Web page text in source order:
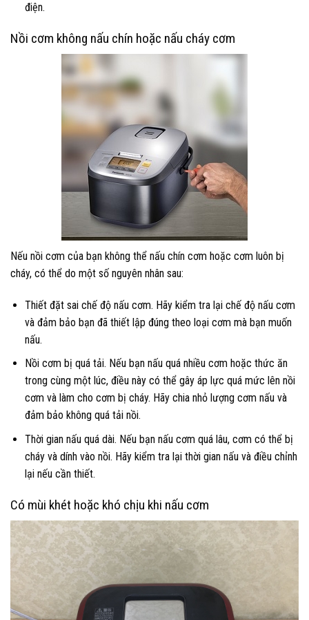
điện.
Nồi cơm không nấu chín hoặc nấu cháy cơm
Nếu nồi cơm của bạn không thể nấu chín cơm hoặc cơm luôn bị
cháy, có thể do một số nguyên nhân sau:
Thiết đặt sai chế độ nấu cơm. Hãy kiểm tra lại chế độ nấu cơm
và đảm bảo bạn đã thiết lập đúng theo loại cơm mà bạn muốn
nấu.
Nồi cơm bị quá tải. Nếu bạn nấu quá nhiều cơm hoặc thức ăn
trong cùng một lúc, điều này có thể gây áp lực quá mức lên nồi
cơm và làm cho cơm bị cháy. Hãy chia nhỏ lượng cơm nấu và
đảm bảo không quá tải nồi.
Thời gian nấu quá dài. Nếu bạn nấu cơm quá lâu, cơm có thể bị
cháy và dính vào nồi. Hãy kiểm tra lại thời gian nấu và điều chỉnh
lại nếu cần thiết.
Có mùi khét hoặc khó chịu khi nấu cơm